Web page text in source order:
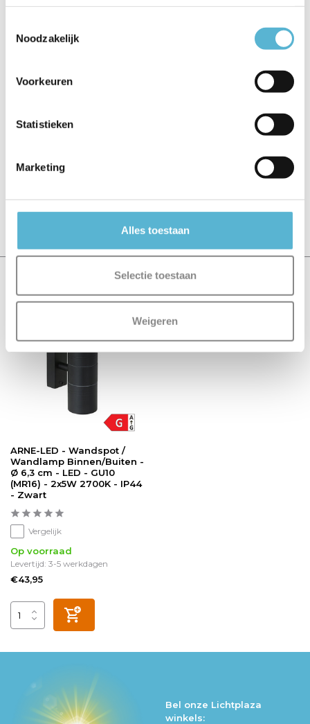
Noodzakelijk
Voorkeuren
Statistieken
Marketing
Alles toestaan
Selectie toestaan
Weigeren
Vergelijk
Reviews
ARNE-LED - Wandspot /
Wandlamp Binnen/Buiten -
Ø 6,3 cm - LED - GU10
(MR16) - 2x5W 2700K - IP44
- Zwart
Vergelijk
Op voorraad
Levertijd: 3-5 werkdagen
€43,95
Bel onze Lichtplaza
winkels: